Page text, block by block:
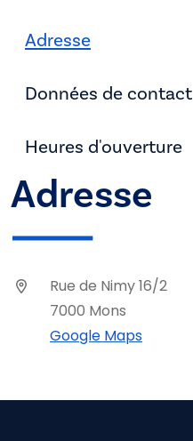
Adresse
Données de contact
Heures d'ouverture
Adresse
Rue de Nimy 16/2
7000 Mons
Google Maps